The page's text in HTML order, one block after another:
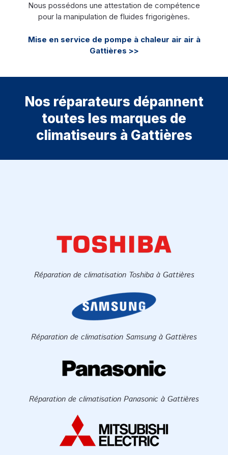
Nous possédons une attestation de compétence
pour la manipulation de fluides frigorigènes.
Mise en service de pompe à chaleur air air à
Gattières >>
Nos réparateurs dépannent
toutes les marques de
climatiseurs à Gattières
Réparation de climatisation Toshiba à Gattières
Réparation de climatisation Samsung à Gattières
Réparation de climatisation Panasonic à Gattières